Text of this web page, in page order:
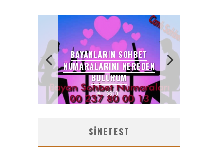
BAYANLARIN SOHBET
NUMARALARINI NEREDEN
BULURUM
6610
SINETEST